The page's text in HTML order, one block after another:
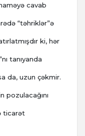
cavab
“təhriklər”ə
ki, hər
tanıyanda
da, uzun çəkmir.
pozulacağını
ticarət